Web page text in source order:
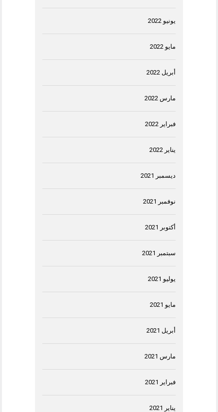
يونيو 2022
مايو 2022
أبريل 2022
مارس 2022
فبراير 2022
يناير 2022
ديسمبر 2021
نوفمبر 2021
أكتوبر 2021
سبتمبر 2021
يوليو 2021
مايو 2021
أبريل 2021
مارس 2021
فبراير 2021
يناير 2021